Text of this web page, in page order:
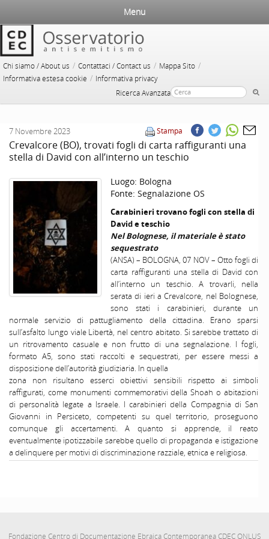
Chi siamo / About us / Contattaci / Contact us / Mappa Sito /
Informativa estesa cookie / Informativa privacy
Ricerca Avanzata
Menu
Stampa
7 Novembre 2023
Crevalcore (BO), trovati fogli di carta raffiguranti una
stella di David con all’interno un teschio
Luogo: Bologna
Fonte: Segnalazione OS
Carabinieri trovano fogli con stella di
David e teschio
Nel Bolognese, il materiale è stato
sequestrato
(ANSA) – BOLOGNA, 07 NOV – Otto fogli di
carta raffiguranti una stella di David con
all’interno un teschio. A trovarli, nella
serata di ieri a Crevalcore, nel Bolognese,
sono stati i carabinieri, durante un
normale servizio di pattugliamento della cittadina. Erano sparsi
sull’asfalto lungo viale Libertà, nel centro abitato. Si sarebbe trattato di
un ritrovamento casuale e non frutto di una segnalazione. I fogli,
formato A5, sono stati raccolti e sequestrati, per essere messi a
disposizione dell’autorità giudiziaria. In quella
zona non risultano esserci obiettivi sensibili rispetto ai simboli
raffigurati, come monumenti commemorativi della Shoah o abitazioni
di personalità legate a Israele. I carabinieri della Compagnia di San
Giovanni in Persiceto, competenti su quel territorio, proseguono
comunque gli accertamenti. A quanto si apprende, il reato
eventualmente ipotizzabile sarebbe quello di propaganda e istigazione
a delinquere per motivi di discriminazione razziale, etnica e religiosa.
Fondazione Centro di Documentazione Ebraica Contemporanea CDEC ONLUS